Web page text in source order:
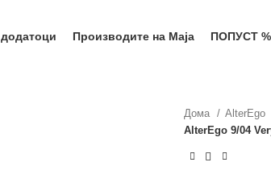
Производите на Маја ПОПУСТ %
Дома AlterEgo
AlterEgo 9/04